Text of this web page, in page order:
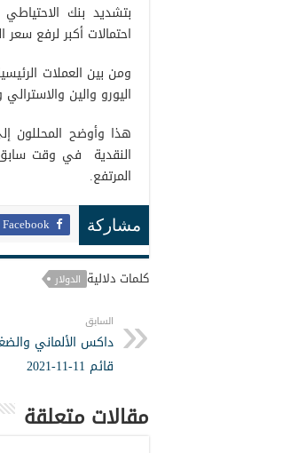
بتشديد بنك
احتمالات أكبر لرفع سعر
اليورو والين والاسترالي
هذا وأوضح المحللون
النقدية في وقت
المرتفع.
مشاركة Facebook
كلمات دلالية الدولار
السابق
داكس الألماني
قائم 11-11-2021
مقالات متعلقة